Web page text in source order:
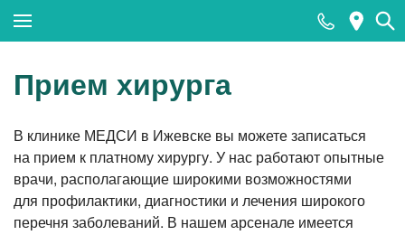
Популярные запросы
МРТ
КТ
Прием хирурга
В клинике МЕДСИ в Ижевске вы можете записаться
на прием к платному хирургу. У нас работают опытные
врачи, располагающие широкими возможностями
для профилактики, диагностики и лечения широкого
перечня заболеваний. В нашем арсенале имеется